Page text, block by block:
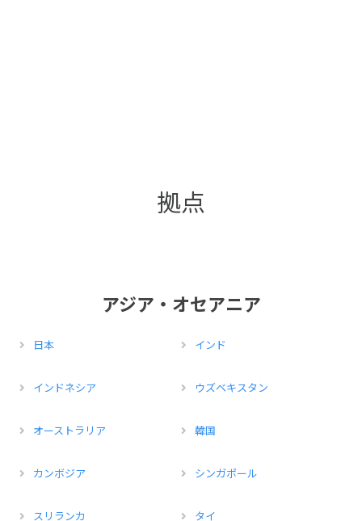
拠点
アジア・オセアニア
日本 インド
インドネシア ウズベキスタン
オーストラリア 韓国
カンボジア シンガポール
スリランカ タイ